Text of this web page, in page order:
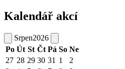
Kalendář akcí
Srpen2026
Po Út St Čt Pá So Ne
27 28 29 30 31 1
2